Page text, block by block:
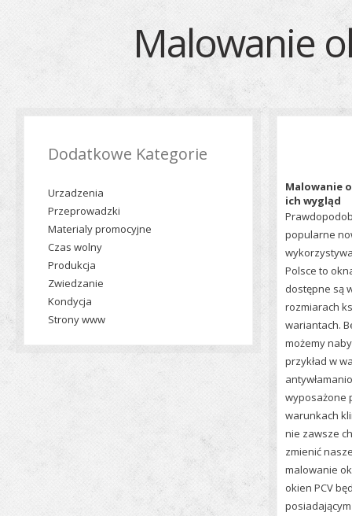
Malowanie
Dodatkowe Kategorie
Urzadzenia
Przeprowadzki
Materialy promocyjne
Czas wolny
Produkcja
Zwiedzanie
Kondycja
Strony www
Malowanie
ich wygląd
popularne
Polsce to
dostępne są
rozmiarach
wariantach.
możemy
przykład w
wyposażone
warunkach
nie zawsze
zmienić
malowanie
okien PCV